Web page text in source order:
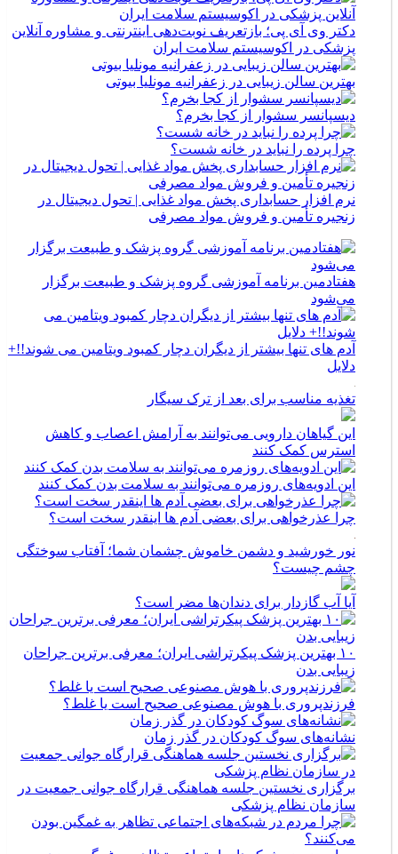
دکتر وی آی پی؛ بازتعریف نوبت‌دهی اینترنتی و مشاوره آنلاین
پزشکی در اکوسیستم سلامت ایران
بهترین سالن زیبایی در زعفرانیه مونلیا بیوتی
دیسپانسر سشوار از کجا بخرم؟
چرا پرده را نباید در خانه شست؟
نرم افزار حسابداری پخش مواد غذایی | تحول دیجیتال در
زنجیره تأمین و فروش مواد مصرفی
هفتادمین برنامه آموزشی گروه پزشک و طبیعت برگزار
می‌شود
آدم های تنها بیشتر از دیگران دچار کمبود ویتامین می شوند!!+
دلایل
تغذیه مناسب برای بعد از ترک سیگار
این گیاهان دارویی می‌توانند به آرامش اعصاب و کاهش
استرس کمک کنند
این ادویه‌های روزمره می‌توانند به سلامت بدن کمک کنند
چرا عذرخواهی برای بعضی آدم ها اینقدر سخت است؟
نور خورشید و دشمن خاموش چشمان شما؛ آفتاب سوختگی
چشم چیست؟
آیا آب گازدار برای دندان‌ها مضر است؟
۱۰ بهترین پزشک پیکرتراشی ایران؛ معرفی برترین جراحان
زیبایی بدن
فرزندپروری با هوش مصنوعی صحیح است یا غلط؟
نشانه‌های سوگ کودکان در گذر زمان
برگزاری نخستین جلسه هماهنگی قرارگاه جوانی جمعیت در
سازمان نظام پزشکی